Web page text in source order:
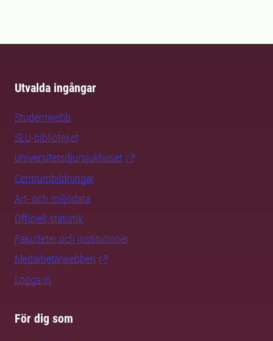
Utvalda ingångar
Studentwebb
SLU-biblioteket
Universitetsdjursjukhuset
Centrumbildningar
Art- och miljödata
Officiell statistik
Fakulteter och institutioner
Medarbetarwebben
Logga in
För dig som